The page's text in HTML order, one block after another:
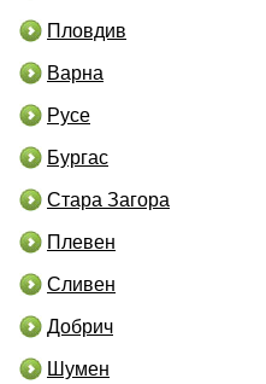
Пловдив
Варна
Русе
Бургас
Стара Загора
Плевен
Сливен
Добрич
Шумен